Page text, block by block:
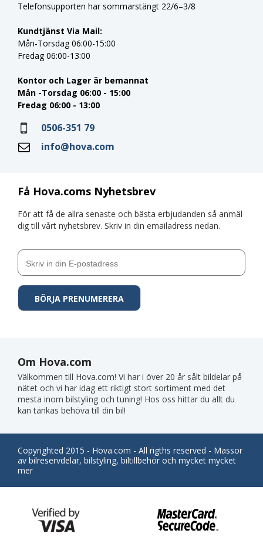
Få Hova.coms Nyhetsbrev
För att få de allra senaste och bästa erbjudanden så anmäl
dig till vårt nyhetsbrev. Skriv in din emailadress nedan.
Telefonsupporten har sommarstängt 22/6–3/8
Kundtjänst Via Mail:
Mån-Torsdag 06:00-15:00
Fredag 06:00-13:00
Kontor och Lager är bemannat
Mån -Torsdag 06:00 - 15:00
Fredag 06:00 - 13:00
0506-351 79
info@hova.com
Om Hova.com
Välkommen till Hova.com! Vi har i över 20 år sålt bildelar på
nätet och vi har idag ett riktigt stort sortiment med det
mesta inom bilstyling och tuning! Hos oss hittar du allt du
kan tänkas behöva till din bil!
Copyrighted 2015 - Hova.com - All rigths reserved - Massor
av bilreservdelar, bilstyling, biltillbehör och mycket mycket
mer